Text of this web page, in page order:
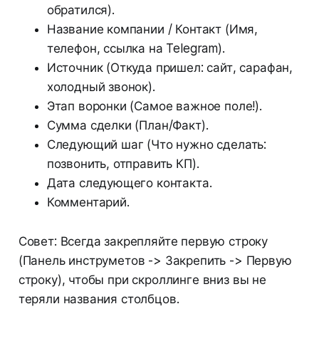
обратился).
Название компании / Контакт (Имя,
телефон, ссылка на Telegram).
Источник (Откуда пришел: сайт, сарафан,
холодный звонок).
Этап воронки (Самое важное поле!).
Сумма сделки (План/Факт).
Следующий шаг (Что нужно сделать:
позвонить, отправить КП).
Дата следующего контакта.
Комментарий.
Совет: Всегда закрепляйте первую строку
(Панель инструметов -> Закрепить -> Первую
строку), чтобы при скроллинге вниз вы не
теряли названия столбцов.